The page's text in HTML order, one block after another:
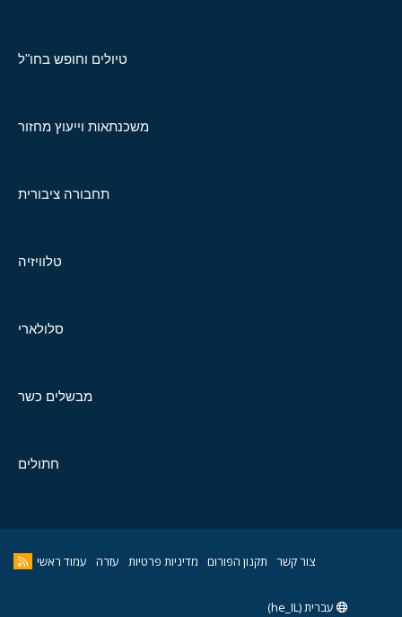
טיולים וחופש בחו"ל
משכנתאות וייעוץ מחזור
תחבורה ציבורית
טלוויזיה
סלולארי
מבשלים כשר
חתולים
צור קשר תקנון הפורום מדיניות פרטיות עזרה עמוד ראשי
עברית (he_IL)